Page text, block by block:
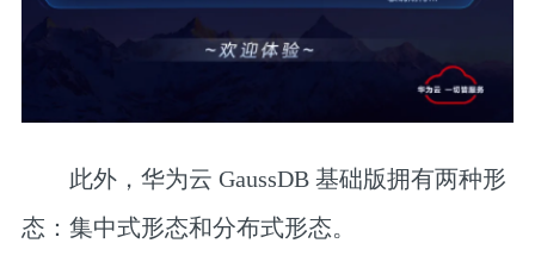
此外，华为云 GaussDB 基础版拥有两种形
态：集中式形态和分布式形态。